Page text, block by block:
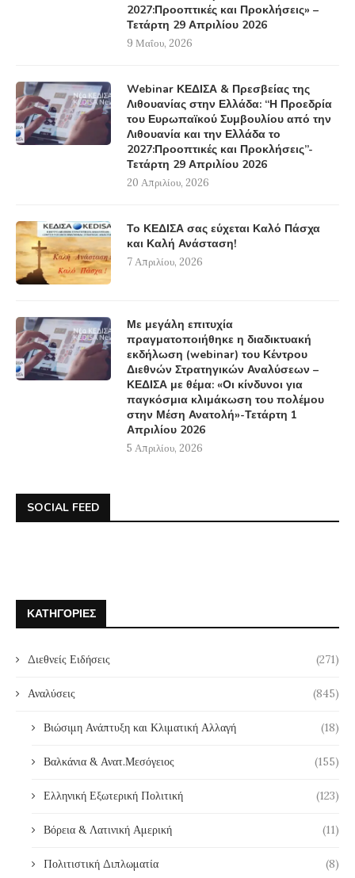
2027:Προοπτικές και Προκλήσεις» –
Τετάρτη 29 Απριλίου 2026
9 Μαΐου, 2026
Webinar ΚΕΔΙΣΑ & Πρεσβείας της
Λιθουανίας στην Ελλάδα: “Η Προεδρία
του Ευρωπαϊκού Συμβουλίου από την
Λιθουανία και την Ελλάδα το
2027:Προοπτικές και Προκλήσεις”-
Τετάρτη 29 Απριλίου 2026
20 Απριλίου, 2026
Το ΚΕΔΙΣΑ σας εύχεται Καλό Πάσχα
και Καλή Ανάσταση!
7 Απριλίου, 2026
Με μεγάλη επιτυχία
πραγματοποιήθηκε η διαδικτυακή
εκδήλωση (webinar) του Κέντρου
Διεθνών Στρατηγικών Αναλύσεων –
ΚΕΔΙΣΑ με θέμα: «Οι κίνδυνοι για
παγκόσμια κλιμάκωση του πολέμου
στην Μέση Ανατολή»-Τετάρτη 1
Απριλίου 2026
5 Απριλίου, 2026
SOCIAL FEED
ΚΑΤΗΓΟΡΊΕΣ
Διεθνείς Ειδήσεις (271)
Αναλύσεις (845)
Βιώσιμη Ανάπτυξη και Κλιματική Αλλαγή (18)
Βαλκάνια & Ανατ.Μεσόγειος (155)
Ελληνική Εξωτερική Πολιτική (123)
Βόρεια & Λατινική Αμερική (11)
Πολιτιστική Διπλωματία (8)